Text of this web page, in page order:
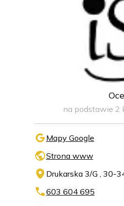
na podstawie 2
Mapy Google
Strona www
Drukarska 3/G , 30-
603 604 695